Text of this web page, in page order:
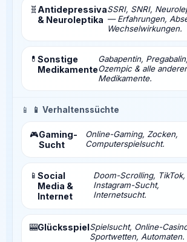
🧬 Antidepressiva
& Neuroleptika
SSRI, SNRI,
— Erfahrungen,
Wechselwirkungen.
💊 Sonstige
Medikamente
Gabapentin, Pregabalin,
Ozempic & alle
Medikamente.
📱 📱 Verhaltenssüchte
🎮Gaming-
Sucht
Online-Gaming, Zocken,
Computerspielsucht.
📱 Social
Media &
Internet
Doom-Scrolling, TikTok,
Instagram-Sucht,
Internetsucht.
🎰GlücksspielSpielsucht, Online-
Sportwetten, Automaten.